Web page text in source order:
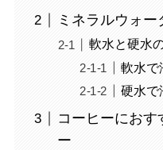
ミネラルウォ
軟水と硬水
軟水で
硬水で
コーヒーにおす
ー